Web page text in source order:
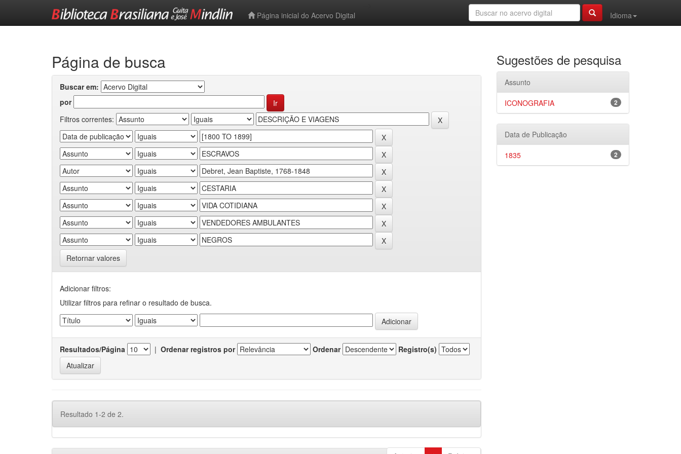
Página inicial do Acervo Digital
Idioma
Página de busca
Buscar em:
por
Filtros correntes:
Retornar valores
Adicionar filtros:
Utilizar filtros para refinar o resultado de busca.
Resultados/Página | Ordenar registros por Ordenar Registro(s)
Resultado 1-2 de 2.
Sugestões de pesquisa
Assunto
2
ICONOGRAFIA
Data de Publicação
2
1835